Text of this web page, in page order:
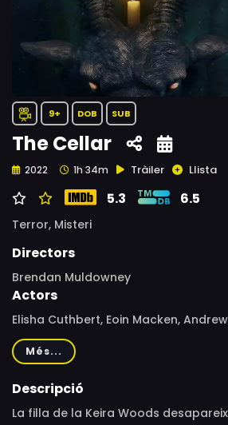
9+ DOB SUB
The Cellar
2022 1h 34m Tràiler Llista
5.3 6.5
Terror, Misteri
Directors
Brendan Muldowney
Actors
Elisha Cuthbert, Eoin Macken,
Monaghan, Amy Conroy, Dylan
Lee, Michael-David McKernan, Marie
Kurt Walsh, Noor Truijens, Chris
Més...
Descripció
La filla de la Keira Woods